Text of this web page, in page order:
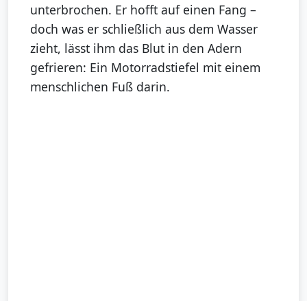
unterbrochen. Er hofft auf einen Fang –
doch was er schließlich aus dem Wasser
zieht, lässt ihm das Blut in den Adern
gefrieren: Ein Motorradstiefel mit einem
menschlichen Fuß darin.